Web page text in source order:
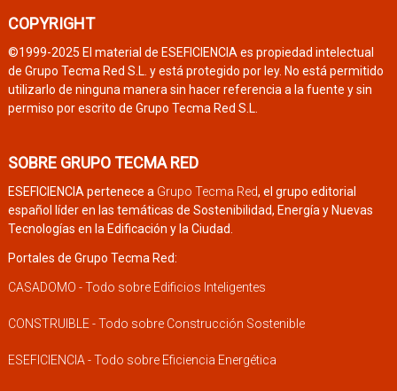
COPYRIGHT
©1999-2025 El material de ESEFICIENCIA es propiedad intelectual
de Grupo Tecma Red S.L. y está protegido por ley. No está permitido
utilizarlo de ninguna manera sin hacer referencia a la fuente y sin
permiso por escrito de Grupo Tecma Red S.L.
SOBRE GRUPO TECMA RED
ESEFICIENCIA pertenece a Grupo Tecma Red, el grupo editorial
español líder en las temáticas de Sostenibilidad, Energía y Nuevas
Tecnologías en la Edificación y la Ciudad.
Portales de Grupo Tecma Red:
CASADOMO - Todo sobre Edificios Inteligentes
CONSTRUIBLE - Todo sobre Construcción Sostenible
ESEFICIENCIA - Todo sobre Eficiencia Energética